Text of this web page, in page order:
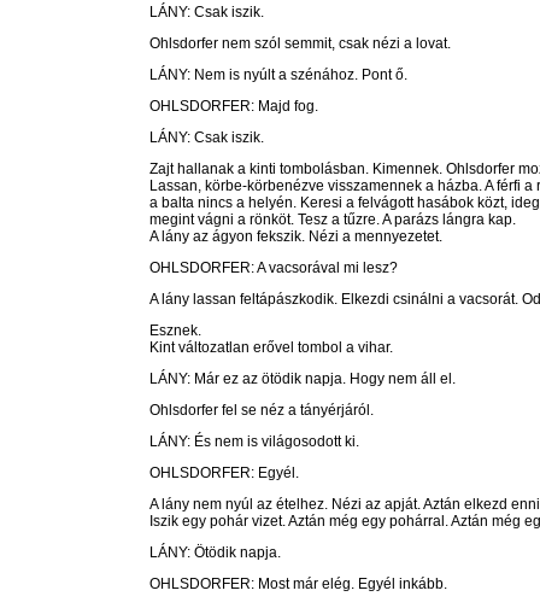
LÁNY: Csak iszik.
Ohlsdorfer nem szól semmit, csak nézi a lovat.
LÁNY: Nem is nyúlt a szénához. Pont ő.
OHLSDORFER: Majd fog.
LÁNY: Csak iszik.
Zajt hallanak a kinti tombolásban. Kimennek. Ohlsdorfer
Lassan, körbe-körbenézve visszamennek a házba. A férfi
a balta nincs a helyén. Keresi a felvágott hasábok közt,
megint vágni a rönköt. Tesz a tűzre. A parázs lángra kap.
A lány az ágyon fekszik. Nézi a mennyezetet.
OHLSDORFER: A vacsorával mi lesz?
A lány lassan feltápászkodik. Elkezdi csinálni a vacsorát.
Esznek.
Kint változatlan erővel tombol a vihar.
LÁNY: Már ez az ötödik napja. Hogy nem áll el.
Ohlsdorfer fel se néz a tányérjáról.
LÁNY: És nem is világosodott ki.
OHLSDORFER: Egyél.
A lány nem nyúl az ételhez. Nézi az apját. Aztán elkezd
Iszik egy pohár vizet. Aztán még egy pohárral. Aztán még
LÁNY: Ötödik napja.
OHLSDORFER: Most már elég. Egyél inkább.